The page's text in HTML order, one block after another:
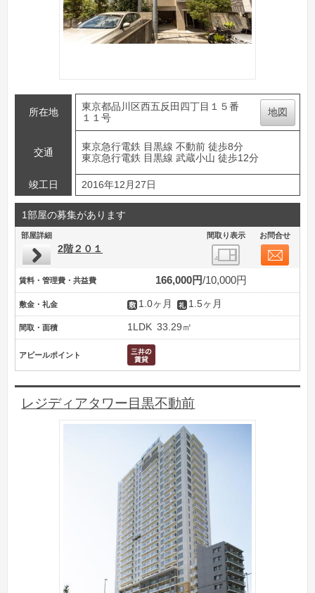
所在地
東京都品川区西五反田四丁目１５番
１１号
地図
交通
東京急行電鉄 目黒線 不動前 徒歩8分
東京急行電鉄 目黒線 武蔵小山 徒歩12分
竣工日 2016年12月27日
1部屋の募集があります
部屋詳細 間取り表示 お問合せ
2階２０１
賃料・管理費・共益費 166,000円 10,000円
敷金・礼金 1.0ヶ月 1.5ヶ月
間取・面積 1LDK 33.29㎡
アピールポイント
レジディアタワー目黒不動前